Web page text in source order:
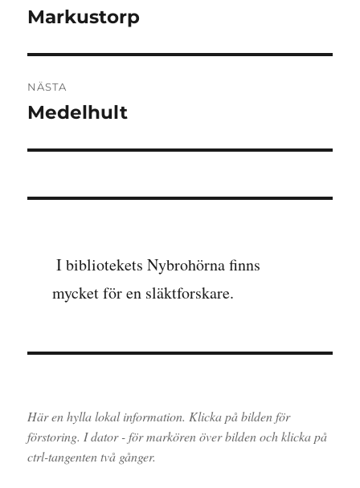
Föregående
Markustorp
NÄSTA
Nästa
Medelhult
I bibliotekets Nybrohörna finns
mycket för en släktforskare.
Här en hylla lokal information. Klicka på bilden för
förstoring. I dator - för markören över bilden och klicka på
ctrl-tangenten två gånger.